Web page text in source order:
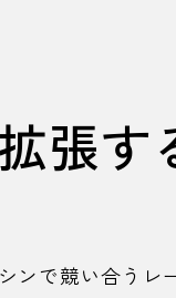
張す
ンで競い合うレ